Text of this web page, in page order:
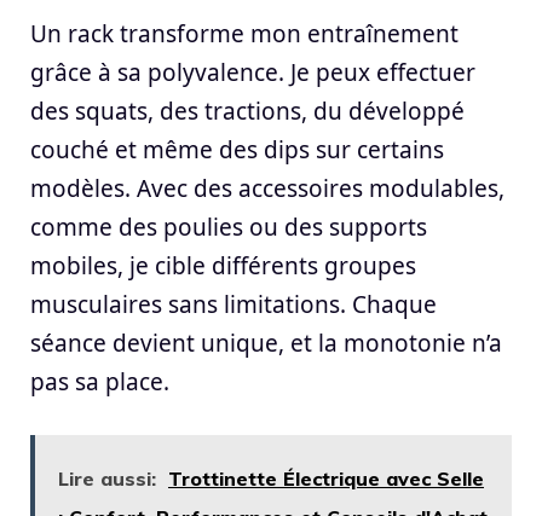
Un rack transforme mon entraînement
grâce à sa polyvalence. Je peux effectuer
des squats, des tractions, du développé
couché et même des dips sur certains
modèles. Avec des accessoires modulables,
comme des poulies ou des supports
mobiles, je cible différents groupes
musculaires sans limitations. Chaque
séance devient unique, et la monotonie n’a
pas sa place.
Lire aussi: Trottinette Électrique avec Selle